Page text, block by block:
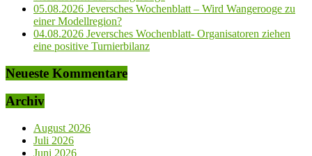
05.08.2026 Jeversches Wochenblatt – Wird Wangerooge zu
einer Modellregion?
04.08.2026 Jeversches Wochenblatt- Organisatoren ziehen
eine positive Turnierbilanz
Neueste Kommentare
Archiv
August 2026
Juli 2026
Juni 2026